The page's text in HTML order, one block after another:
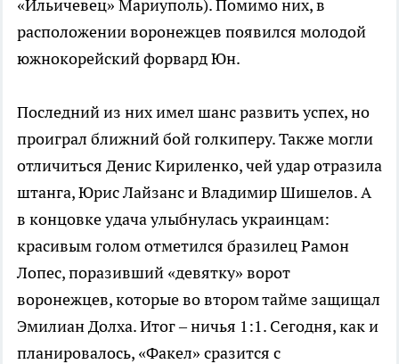
«Ильичевец» Мариуполь). Помимо них, в
расположении воронежцев появился молодой
южнокорейский форвард Юн.
Последний из них имел шанс развить успех, но
проиграл ближний бой голкиперу. Также могли
отличиться Денис Кириленко, чей удар отразила
штанга, Юрис Лайзанс и Владимир Шишелов. А
в концовке удача улыбнулась украинцам:
красивым голом отметился бразилец Рамон
Лопес, поразивший «девятку» ворот
воронежцев, которые во втором тайме защищал
Эмилиан Долха. Итог – ничья 1:1. Сегодня, как и
планировалось, «Факел» сразится с